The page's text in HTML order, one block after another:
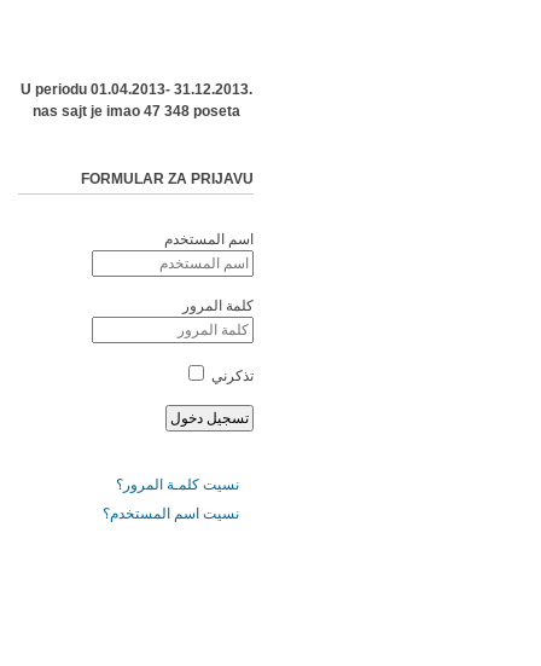
U periodu 01.04.2013- 31.12.2013.
nas sajt je imao 47 348 poseta
FORMULAR ZA PRIJAVU
اسم المستخدم
كلمة المرور
تذكرني
نسيت كلمـة المرور؟
نسيت اسم المستخدم؟